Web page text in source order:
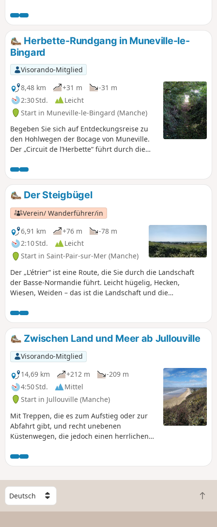
Vereins „Bocage et Patrimoine Munevillais”
wieder geöffnet. Die Pflege einiger Wege
wird von Freiwilligen je nach Verfügbarkeit
übernommen, sodass das Gras zu
bestimmten Jahreszeiten etwas hoch sein
kann.
Herbette-Rundgang in Muneville-le-
Bingard
Visorando-Mitglied
8,48 km
+31 m
-31 m
2:30 Std.
Leicht
Start in Muneville-le-Bingard (Manche)
Begeben Sie sich auf Entdeckungsreise zu
den Hohlwegen der Bocage von Muneville.
Der „Circuit de l’Herbette“ führt durch die
durchquert Wiesen- und Heidelandschaften.
Ein Teil der Hohlwege wurde 2021 und 2022
von den Freiwilligen des Vereins „Bocage et
Patrimoine Munevillais“ wiedereröffnet.
Der Steigbügel
Verein/ Wanderführer/in
6,91 km
+76 m
-78 m
2:10 Std.
Leicht
Start in Saint-Pair-sur-Mer (Manche)
Der „L'étrier“ ist eine Route, die Sie durch die Landschaft
der Basse-Normandie führt. Leicht hügelig, Hecken,
Wiesen, Weiden – das ist die Landschaft und die
Kirche von Kairon am Startpunkt.
Zwischen Land und Meer ab Jullouville
Visorando-Mitglied
14,69 km
+212 m
-209 m
4:50 Std.
Mittel
Start in Jullouville (Manche)
Mit Treppen, die es zum Aufstieg oder zur
Abfahrt gibt, und recht unebenen
Küstenwegen, die jedoch einen herrlichen
Rundwanderung, die zu Beginn einige
Kilometer asphaltierte, wenig begehene
einen herrlichen Blick auf die normannische
Bocage-Landschaft und anschließend auf
die Küste des Cotentin.
W
ä
h
Z
u